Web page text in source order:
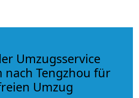
Umzugsservice
nach Tengzhou für
Umzug